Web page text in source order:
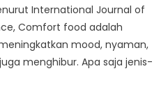
International Journal of
Comfort food adalah
mood, nyaman,
menghibur. Apa saja jenis-